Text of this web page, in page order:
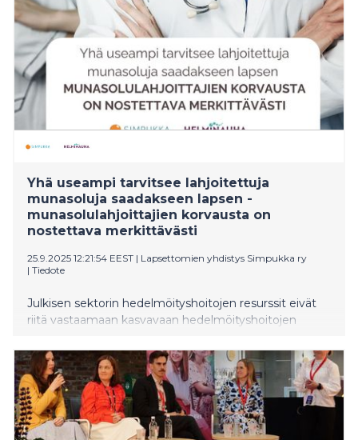
Yhä useampi tarvitsee lahjoitettuja
munasoluja saadakseen lapsen -
munasolulahjoittajien korvausta on
nostettava merkittävästi
25.9.2025 12:21:54 EEST | Lapsettomien yhdistys Simpukka ry
| Tiedote
Julkisen sektorin hedelmöityshoitojen resurssit eivät
riitä vastaamaan kasvavaan hedelmöityshoitojen
merkittävä nostaminen ja julkisen sektorin
hedelmöityshoitojen resurssien lisääminen ovat
erittäin tärkeitä toimenpiteitä. Työttömälle
munasolujen lahjoitus on taloudellinen riski: Simpukka
ry:n saamien tietojen mukaan lahjoittamisesta